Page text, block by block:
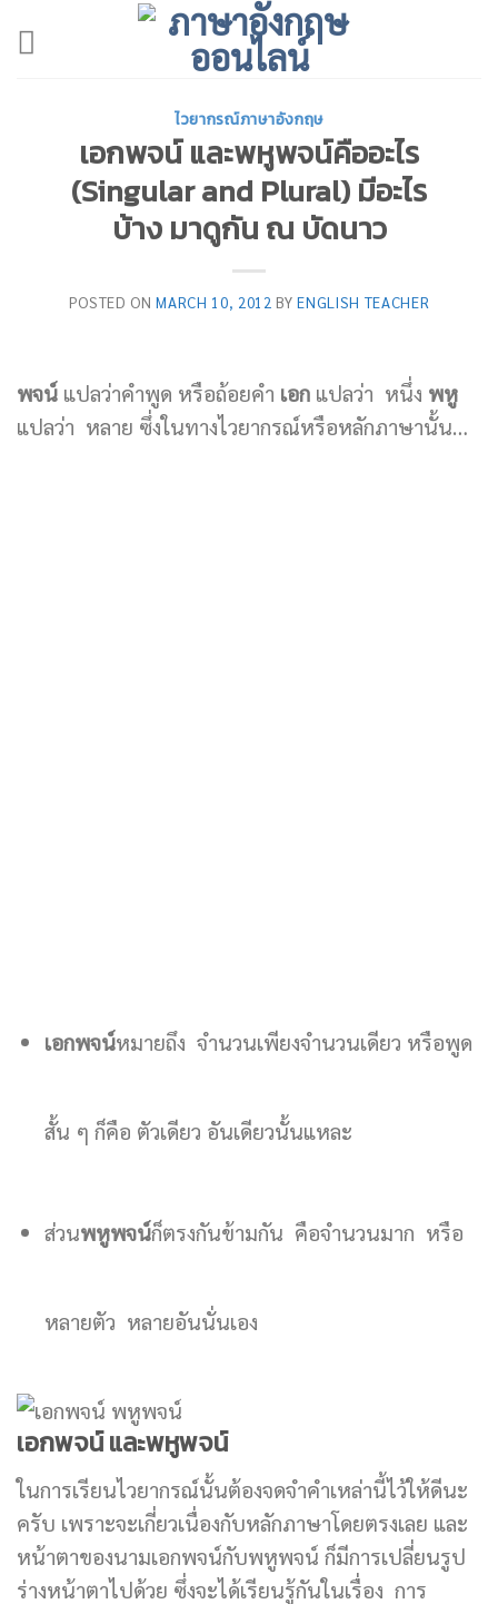
ไวยากรณ์ภาษาอังกฤษ
เอกพจน์ และพหูพจน์คืออะไร
(Singular and Plural) มีอะไร
บ้าง มาดูกัน ณ บัดนาว
POSTED ONMARCH 10, 2012 BYENGLISH TEACHER
พจน์ แปลว่าคำพูด หรือถ้อยคำ เอก แปลว่า หนึ่ง พหู
แปลว่า หลาย ซึ่งในทางไวยากรณ์หรือหลักภาษานั้น…
เอกพจน์หมายถึง จำนวนเพียงจำนวนเดียว หรือพูด
สั้น ๆ ก็คือ ตัวเดียว อันเดียวนั้นแหละ
ส่วนพหูพจน์ก็ตรงกันข้ามกัน คือจำนวนมาก หรือ
หลายตัว หลายอันนั่นเอง
เอกพจน์ และพหูพจน์
ในการเรียนไวยากรณ์นั้นต้องจดจำคำเหล่านี้ไว้ให้ดีนะ
ครับ เพราะจะเกี่ยวเนื่องกับหลักภาษาโดยตรงเลย และ
หน้าตาของนามเอกพจน์กับพหูพจน์ ก็มีการเปลี่ยนรูป
ร่างหน้าตาไปด้วย ซึ่งจะได้เรียนรู้กันในเรื่อง การ